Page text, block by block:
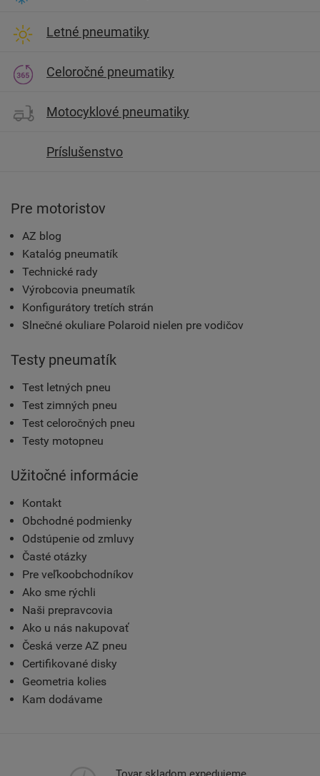
Letné pneumatiky
Celoročné pneumatiky
Motocyklové pneumatiky
Príslušenstvo
Pre motoristov
AZ blog
Katalóg pneumatík
Technické rady
Výrobcovia pneumatík
Konfigurátory tretích strán
Slnečné okuliare Polaroid nielen pre vodičov
Testy pneumatík
Test letných pneu
Test zimných pneu
Test celoročných pneu
Testy motopneu
Užitočné informácie
Kontakt
Obchodné podmienky
Odstúpenie od zmluvy
Časté otázky
Pre veľkoobchodníkov
Ako sme rýchli
Naši prepravcovia
Ako u nás nakupovať
Česká verze AZ pneu
Certifikované disky
Geometria kolies
Kam dodávame